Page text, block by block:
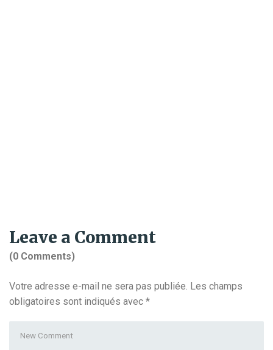
Leave a Comment
(0 Comments)
Votre adresse e-mail ne sera pas publiée. Les champs
obligatoires sont indiqués avec *